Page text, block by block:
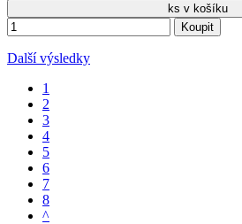
ks v košíku
Koupit
Další výsledky
1
2
3
4
5
6
7
8
^